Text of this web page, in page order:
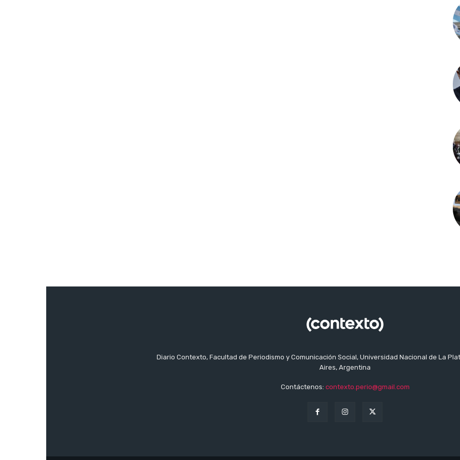
Diario Contexto, Facultad de Periodismo y Comunicación Social, Universidad Nacional de La
Aires, Argentina
Contáctenos: contexto.perio@gmail.com